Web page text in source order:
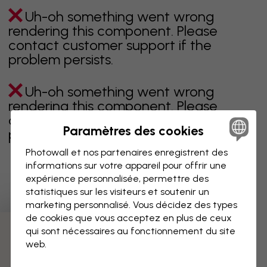
Uh-oh something went wrong
rendering this component. Please
contact customer support if the
problem persists.
Uh-oh something went wrong
rendering this component. Please
contact customer support if the
problem persists.
Page 1 sur 1 pages
Découvrez plus de catégories
Paramètres des cookies
Photowall et nos partenaires enregistrent des
informations sur votre appareil pour offrir une
expérience personnalisée, permettre des
statistiques sur les visiteurs et soutenir un
marketing personnalisé. Vous décidez des types
de cookies que vous acceptez en plus de ceux
qui sont nécessaires au fonctionnement du site
web.